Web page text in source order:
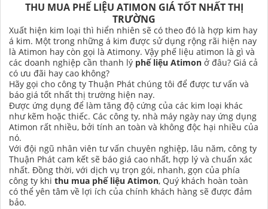
THU MUA PHẾ LIỆU ATIMON GIÁ TỐT NHẤT THỊ
TRƯỜNG
Xuất hiện kim loại thì hiển nhiên sẽ có theo đó là hợp kim hay
á kim. Một trong những á kim được sử dụng rộng rãi hiện nay
là Atimon hay còn gọi là Atimony. Vậy phế liệu atimon là gì và
các doanh nghiệp cần thanh lý phế liệu Atimon ở đâu? Giá cả
có ưu đãi hay cao không?
Hãy gọi cho công ty Thuận Phát chúng tôi để được tư vấn và
báo giá tốt nhất thị trường hiện nay.
Được ứng dụng để làm tăng độ cứng của các kim loại khác
như kẽm hoặc thiếc. Các công ty, nhà máy ngày nay ứng dụng
Atimon rất nhiều, bởi tính an toàn và không độc hại nhiều của
nó.
Với đội ngũ nhân viên tư vấn chuyên nghiệp, lâu năm, công ty
Thuận Phát cam kết sẽ báo giá cao nhất, hợp lý và chuẩn xác
nhất. Đồng thời, với dịch vụ trọn gói, nhanh, gọn của phía
công ty khi thu mua phế liệu Atimon, Quý khách hoàn toàn
có thể yên tâm về lợi ích của chính khách hàng sẽ được đảm
bảo.